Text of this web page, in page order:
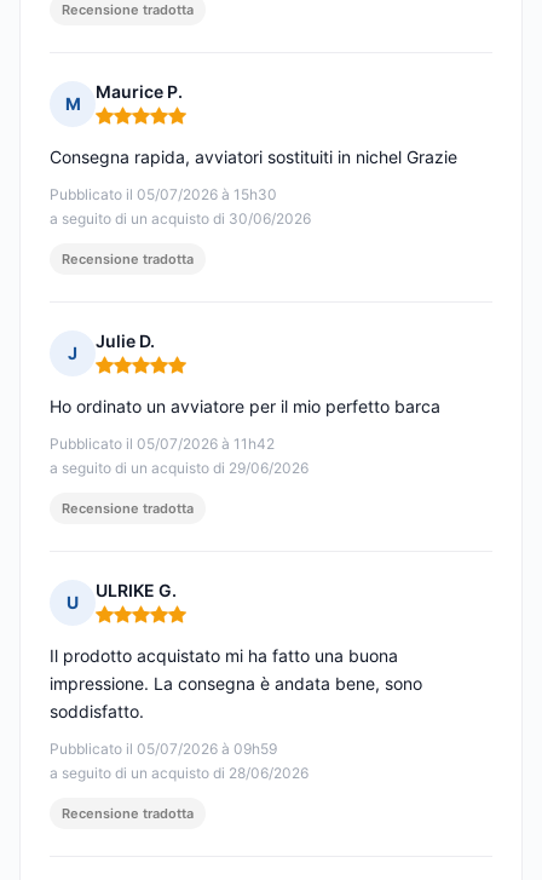
Recensione tradotta
M
Maurice P.
Nota: 5 su 5
Pubblicato il 05/07/2026 à 15h30
a seguito di un acquisto di 30/06/2026
Consegna rapida, avviatori sostituiti in nichel Grazie
Recensione tradotta
J
Julie D.
Nota: 5 su 5
Pubblicato il 05/07/2026 à 11h42
a seguito di un acquisto di 29/06/2026
Ho ordinato un avviatore per il mio perfetto barca
Recensione tradotta
U
ULRIKE G.
Nota: 5 su 5
Pubblicato il 05/07/2026 à 09h59
a seguito di un acquisto di 28/06/2026
Il prodotto acquistato mi ha fatto una buona
impressione. La consegna è andata bene, sono
soddisfatto.
Recensione tradotta